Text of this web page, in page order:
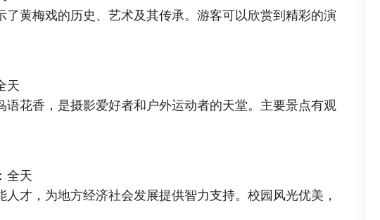
黄梅戏的历史、艺术及其传承。游客可以欣赏到精彩的演
天
花香，是摄影爱好者和户外运动者的天堂。主要景点有观
全天
才，为地方经济社会发展提供智力支持。校园风光优美，